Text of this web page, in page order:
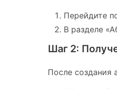
Перейдите
В разделе
Шаг 2:
После создания